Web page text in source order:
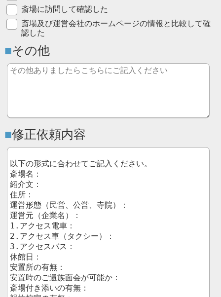
斎場に訪問して確認した
斎場及び運営会社のホームページの情報と比較して確
認した
その他
修正依頼内容